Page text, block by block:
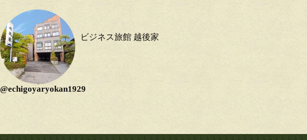
ビジネス旅館 越後家
@echigoyaryokan1929